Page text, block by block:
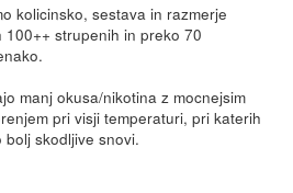
kolicinsko, sestava in razmerje
strupenih in preko 70
manj okusa/nikotina z mocnejsim
pri visji temperaturi, pri katerih
skodljive snovi.